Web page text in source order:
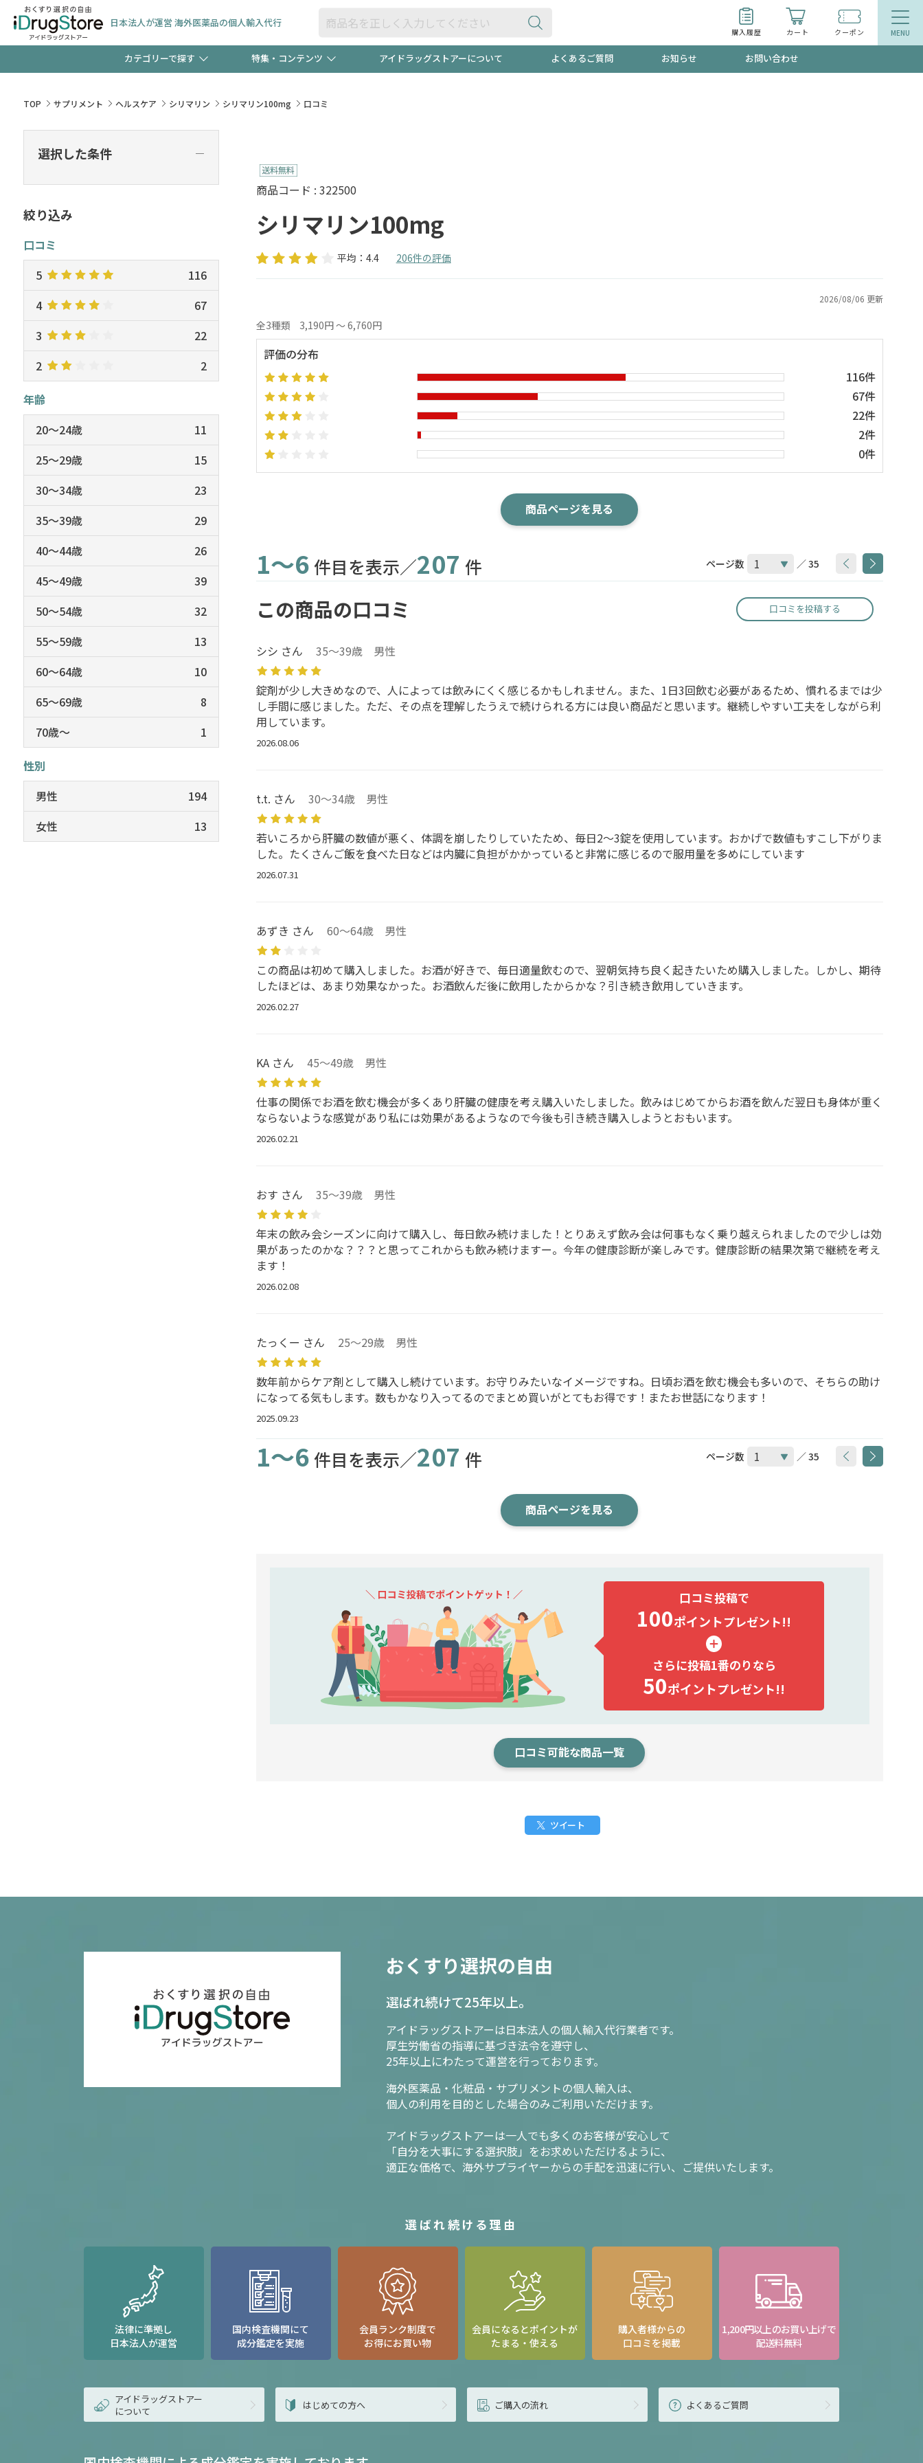
日本法人が運営 海外医薬品の個人輸入代行
購入履歴 カート クーポン
カテゴリーで探す
検査キット ペット用品
特集・コンテンツ
【早割】お得なクーポン"3種類"出現中！今月のスト
新規登録で！今すぐ使えるクーポンプレゼント中！！
友だち大募集！限定クーポンも不定期配信
アイドラッグストアーについて よくあるご質問 お知らせ お問い合わせ
TOP サプリメント ヘルスケア シリマリン シリマリン100mg 口コミ
商品コード : 322500
シリマリン100mg
平均：4.4 206件の評価
2026/08/06 更新
全3種類 3,190円 ～ 6,760円
評価の分布
116件
67件
22件
2件
0件
商品ページを見る
1～6 件目を表示／207 件 ページ数 ／ 35
この商品の口コミ 口コミを投稿する
シシ さん 35～39歳 男性
錠剤が少し大きめなので、人によっては飲みにくく感じるかもしれません。また、1日3回飲む必要があるため、慣れるまでは少
し手間に感じました。ただ、その点を理解したうえで続けられる方には良い商品だと思います。継続しやすい工夫をしながら利
用しています。
2026.08.06
t.t. さん 30～34歳 男性
若いころから肝臓の数値が悪く、体調を崩したりしていたため、毎日2〜3錠を使用しています。おかげで数値もすこし下がりま
した。たくさんご飯を食べた日などは内臓に負担がかかっていると非常に感じるので服用量を多めにしています
2026.07.31
あずき さん 60～64歳 男性
この商品は初めて購入しました。お酒が好きで、毎日適量飲むので、翌朝気持ち良く起きたいため購入しました。しかし、期待
したほどは、あまり効果なかった。お酒飲んだ後に飲用したからかな？引き続き飲用していきます。
2026.02.27
KA さん 45～49歳 男性
仕事の関係でお酒を飲む機会が多くあり肝臓の健康を考え購入いたしました。飲みはじめてからお酒を飲んだ翌日も身体が重く
ならないような感覚があり私には効果があるようなので今後も引き続き購入しようとおもいます。
2026.02.21
おす さん 35～39歳 男性
年末の飲み会シーズンに向けて購入し、毎日飲み続けました！とりあえず飲み会は何事もなく乗り越えられましたので少しは効
果があったのかな？？？と思ってこれからも飲み続けますー。今年の健康診断が楽しみです。健康診断の結果次第で継続を考え
ます！
2026.02.08
たっくー さん 25～29歳 男性
数年前からケア剤として購入し続けています。お守りみたいなイメージですね。日頃お酒を飲む機会も多いので、そちらの助け
になってる気もします。数もかなり入ってるのでまとめ買いがとてもお得です！またお世話になります！
2025.09.23
1～6 件目を表示／207 件 ページ数 ／ 35
商品ページを見る
口コミ投稿で
100ポイントプレゼント!!
さらに投稿1番のりなら
50ポイントプレゼント!!
口コミ可能な商品一覧
ツイート
選択した条件 ―
絞り込み
口コミ
5
116
4
67
3
22
2
2
年齢
20～24歳
11
25～29歳
15
30～34歳
23
35～39歳
29
40～44歳
26
45～49歳
39
50～54歳
32
55～59歳
13
60～64歳
10
65～69歳
8
70歳～
1
性別
男性
194
女性
13
おくすり選択の自由
選ばれ続けて25年以上。
アイドラッグストアーは日本法人の個人輸入代行業者です。
厚生労働省の指導に基づき法令を遵守し、
25年以上にわたって運営を行っております。
海外医薬品・化粧品・サプリメントの個人輸入は、
個人の利用を目的とした場合のみご利用いただけます。
アイドラッグストアーは一人でも多くのお客様が安心して
「自分を大事にする選択肢」をお求めいただけるように、
適正な価格で、海外サプライヤーからの手配を迅速に行い、ご提供いたします。
選ばれ続ける理由
法律に準拠し
日本法人が運営
国内検査機関にて
成分鑑定を実施
会員ランク制度で
お得にお買い物
会員になるとポイントが
たまる・使える
購入者様からの
口コミを掲載
1,200円以上のお買い上げで
配送料無料
アイドラッグストアー
について
はじめての方へ ご購入の流れ よくあるご質問